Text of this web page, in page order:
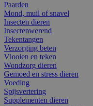
Paarden
Mond, muil of snavel
Insecten dieren
Insectenwerend
Tekentangen
Verzorging beten
Vlooien en teken
Wondzorg dieren
Gemoed en stress dieren
Voeding
Spijsvertering
Supplementen dieren